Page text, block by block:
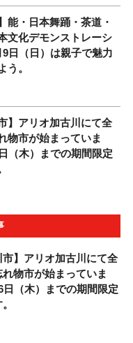
能・日本舞踊・茶道・
文化デモンストレーシ
9日（日）は親子で魅力
う。
】アリオ加古川にて全
物市が始まっていま
（木）までの期間限定
市】アリオ加古川にて全
れ物市が始まっていま
日（木）までの期間限定